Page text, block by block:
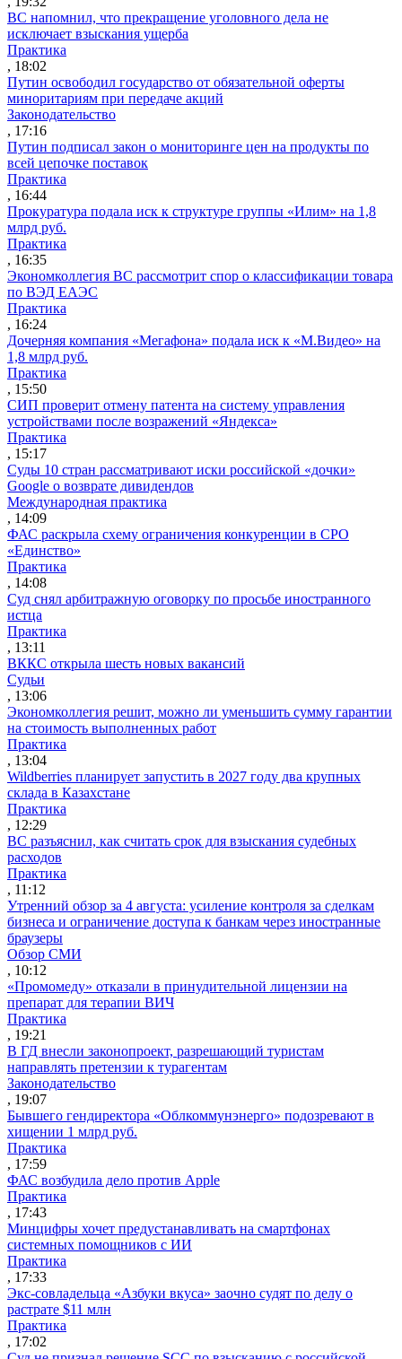
ВС напомнил, что прекращение уголовного дела не
исключает взыскания ущерба
Практика
, 18:02
Путин освободил государство от обязательной оферты
миноритариям при передаче акций
Законодательство
, 17:16
Путин подписал закон о мониторинге цен на продукты по
всей цепочке поставок
Практика
, 16:44
Прокуратура подала иск к структуре группы «Илим» на 1,8
млрд руб.
Практика
, 16:35
Экономколлегия ВС рассмотрит спор о классификации товара
по ВЭД ЕАЭС
Практика
, 16:24
Дочерняя компания «Мегафона» подала иск к «М.Видео» на
1,8 млрд руб.
Практика
, 15:50
СИП проверит отмену патента на систему управления
устройствами после возражений «Яндекса»
Практика
, 15:17
Суды 10 стран рассматривают иски российской «дочки»
Google о возврате дивидендов
Международная практика
, 14:09
ФАС раскрыла схему ограничения конкуренции в СРО
«Единство»
Практика
, 14:08
Суд снял арбитражную оговорку по просьбе иностранного
истца
Практика
, 13:11
ВККС открыла шесть новых вакансий
Судьи
, 13:06
Экономколлегия решит, можно ли уменьшить сумму гарантии
на стоимость выполненных работ
Практика
, 13:04
Wildberries планирует запустить в 2027 году два крупных
склада в Казахстане
Практика
, 12:29
ВС разъяснил, как считать срок для взыскания судебных
расходов
Практика
, 11:12
Утренний обзор за 4 августа: усиление контроля за сделкам
бизнеса и ограничение доступа к банкам через иностранные
браузеры
Обзор СМИ
, 10:12
«Промомеду» отказали в принудительной лицензии на
препарат для терапии ВИЧ
Практика
, 19:21
В ГД внесли законопроект, разрешающий туристам
направлять претензии к турагентам
Законодательство
, 19:07
Бывшего гендиректора «Облкоммунэнерго» подозревают в
хищении 1 млрд руб.
Практика
, 17:59
ФАС возбудила дело против Apple
Практика
, 17:43
Минцифры хочет предустанавливать на смартфонах
системных помощников с ИИ
Практика
, 17:33
Экс-совладельца «Азбуки вкуса» заочно судят по делу о
растрате $11 млн
Практика
, 17:02